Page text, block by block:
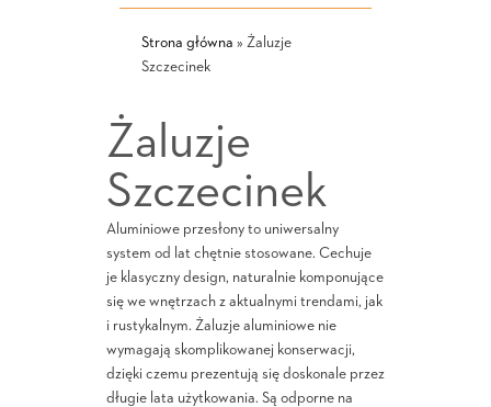
Strona główna » Żaluzje
Szczecinek
Żaluzje
Szczecinek
Aluminiowe przesłony to uniwersalny
system od lat chętnie stosowane. Cechuje
je klasyczny design, naturalnie komponujące
się we wnętrzach z aktualnymi trendami, jak
i rustykalnym. Żaluzje aluminiowe nie
wymagają skomplikowanej konserwacji,
dzięki czemu prezentują się doskonale przez
długie lata użytkowania. Są odporne na